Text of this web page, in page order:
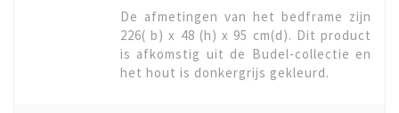
De afmetingen van het bedframe zijn
226( b) x 48 (h) x 95 cm(d). Dit product
is afkomstig uit de Budel-collectie en
het hout is donkergrijs gekleurd.